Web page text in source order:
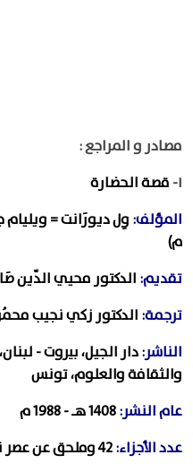
مصادر و المراجع :
١- قصة الحضارة
المؤلف:
م)
تقديم: الدكتور محيي الدّين
ترجمة: الدكتور زكي نجيب
الناشر:دار الجيل، بيروت -
والثقافة والعلوم، تونس
عام النشر:
عدد الأجزاء: